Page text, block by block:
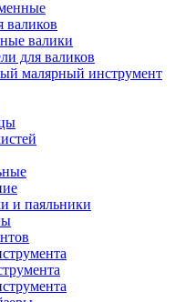
валиков
валики
для валиков
малярный инструмент
и паяльники